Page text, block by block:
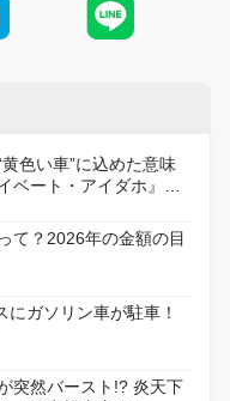
色い車”に込めた意味
ベート・アイダホ』が
で復活
て？2026年の金額の目
にガソリン車が駐車！
突然バースト!? 炎天下